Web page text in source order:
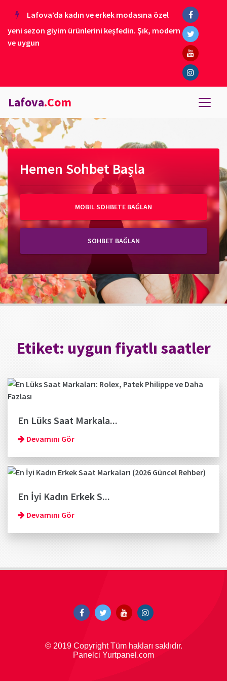
Lafova’da kadın ve erkek modasına özel
yeni sezon giyim ürünlerini keşfedin. Şık, modern
ve uygun
Lafova.Com
Hemen Sohbet Başla
MOBIL SOHBETE BAĞLAN
SOHBET BAĞLAN
Etiket: uygun fiyatlı saatler
En Lüks Saat Markala...
Devamını Gör
En İyi Kadın Erkek S...
Devamını Gör
© 2019 Copyright Tüm hakları saklıdır.
Panelci Yurtpanel.com